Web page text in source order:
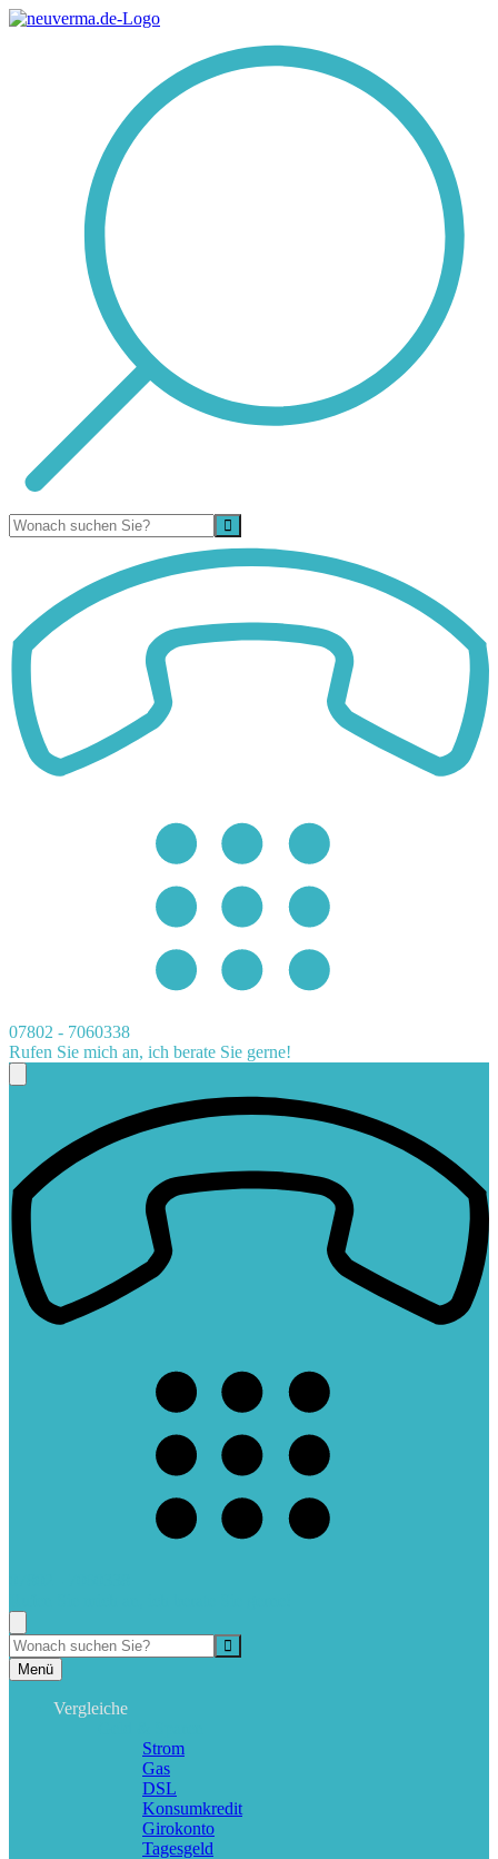
07802 - 7060338
Rufen Sie mich an, ich berate Sie gerne!
Menü
Vergleiche
Strom
Gas
DSL
Konsumkredit
Girokonto
Tagesgeld